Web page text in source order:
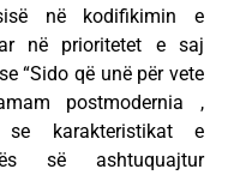
në kodifikimin e
në prioritetet e saj
“Sido që unë për vete
postmodernia ,
karakteristikat e
së ashtuquajtur